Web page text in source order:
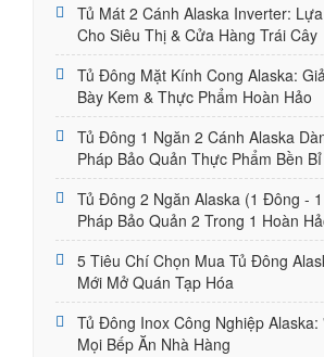
Tủ Mát 2 Cánh Alaska Inverter:
Cho Siêu Thị & Cửa Hàng Trái Cây
Tủ Đông Mặt Kính Cong Alaska:
Bày Kem & Thực Phẩm Hoàn Hảo
Tủ Đông 1 Ngăn 2 Cánh Alaska
Pháp Bảo Quản Thực Phẩm Bền Bỉ
Tủ Đông 2 Ngăn Alaska (1 Đông -
Pháp Bảo Quản 2 Trong 1 Hoàn
5 Tiêu Chí Chọn Mua Tủ Đông
Mới Mở Quán Tạp Hóa
Tủ Đông Inox Công Nghiệp Alaska:
Mọi Bếp Ăn Nhà Hàng